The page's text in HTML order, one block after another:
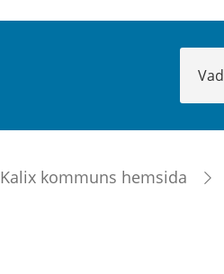
Kalix kommuns hemsida